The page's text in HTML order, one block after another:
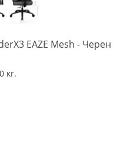
EAZE Mesh - ЧеренTX3-
кг.